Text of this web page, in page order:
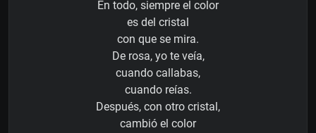
En todo, siempre el color
es del cristal
con que se mira.
De rosa, yo te veía,
cuando callabas,
cuando reías.
Después, con otro cristal,
cambió el color